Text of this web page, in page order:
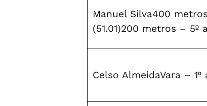
Manuel Silva400
(51.01)200 metros – 5º
Celso AlmeidaVara –